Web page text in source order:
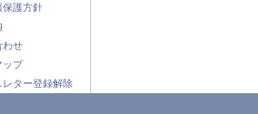
保護方針
わせ
ップ
レター登録解除